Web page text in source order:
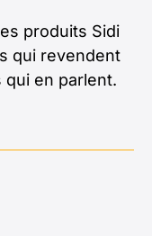
produits Sidi
qui revendent
en parlent.